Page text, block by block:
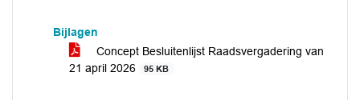
Bijlagen
Concept Besluitenlijst Raadsvergadering van
21 april 2026
95 KB